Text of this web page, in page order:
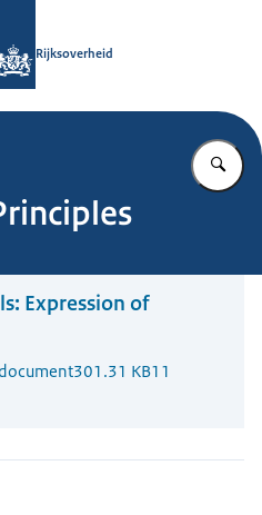
Rijksoverheid
Expression of
301.31 KB11